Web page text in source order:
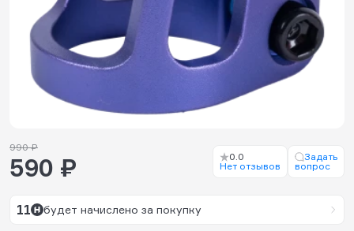
990 ₽
590 ₽
0.0
Нет отзывов
Задать
вопрос
11 будет начислено за покупку